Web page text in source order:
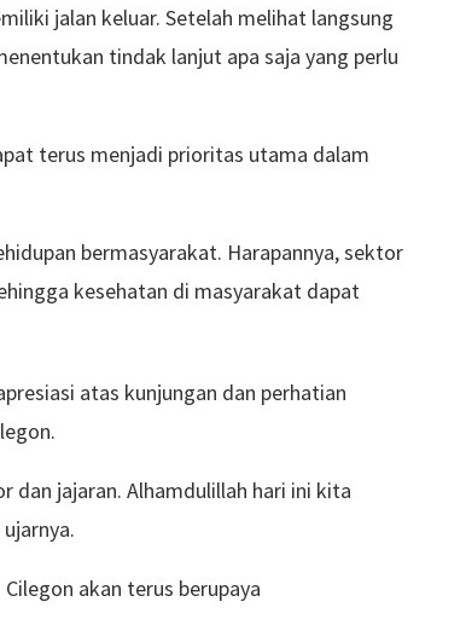
jalan keluar. Setelah melihat langsung
tindak lanjut apa saja yang perlu
terus menjadi prioritas utama dalam
bermasyarakat. Harapannya, sektor
kesehatan di masyarakat dapat
atas kunjungan dan perhatian
dan jajaran. Alhamdulillah hari ini kita
akan terus berupaya